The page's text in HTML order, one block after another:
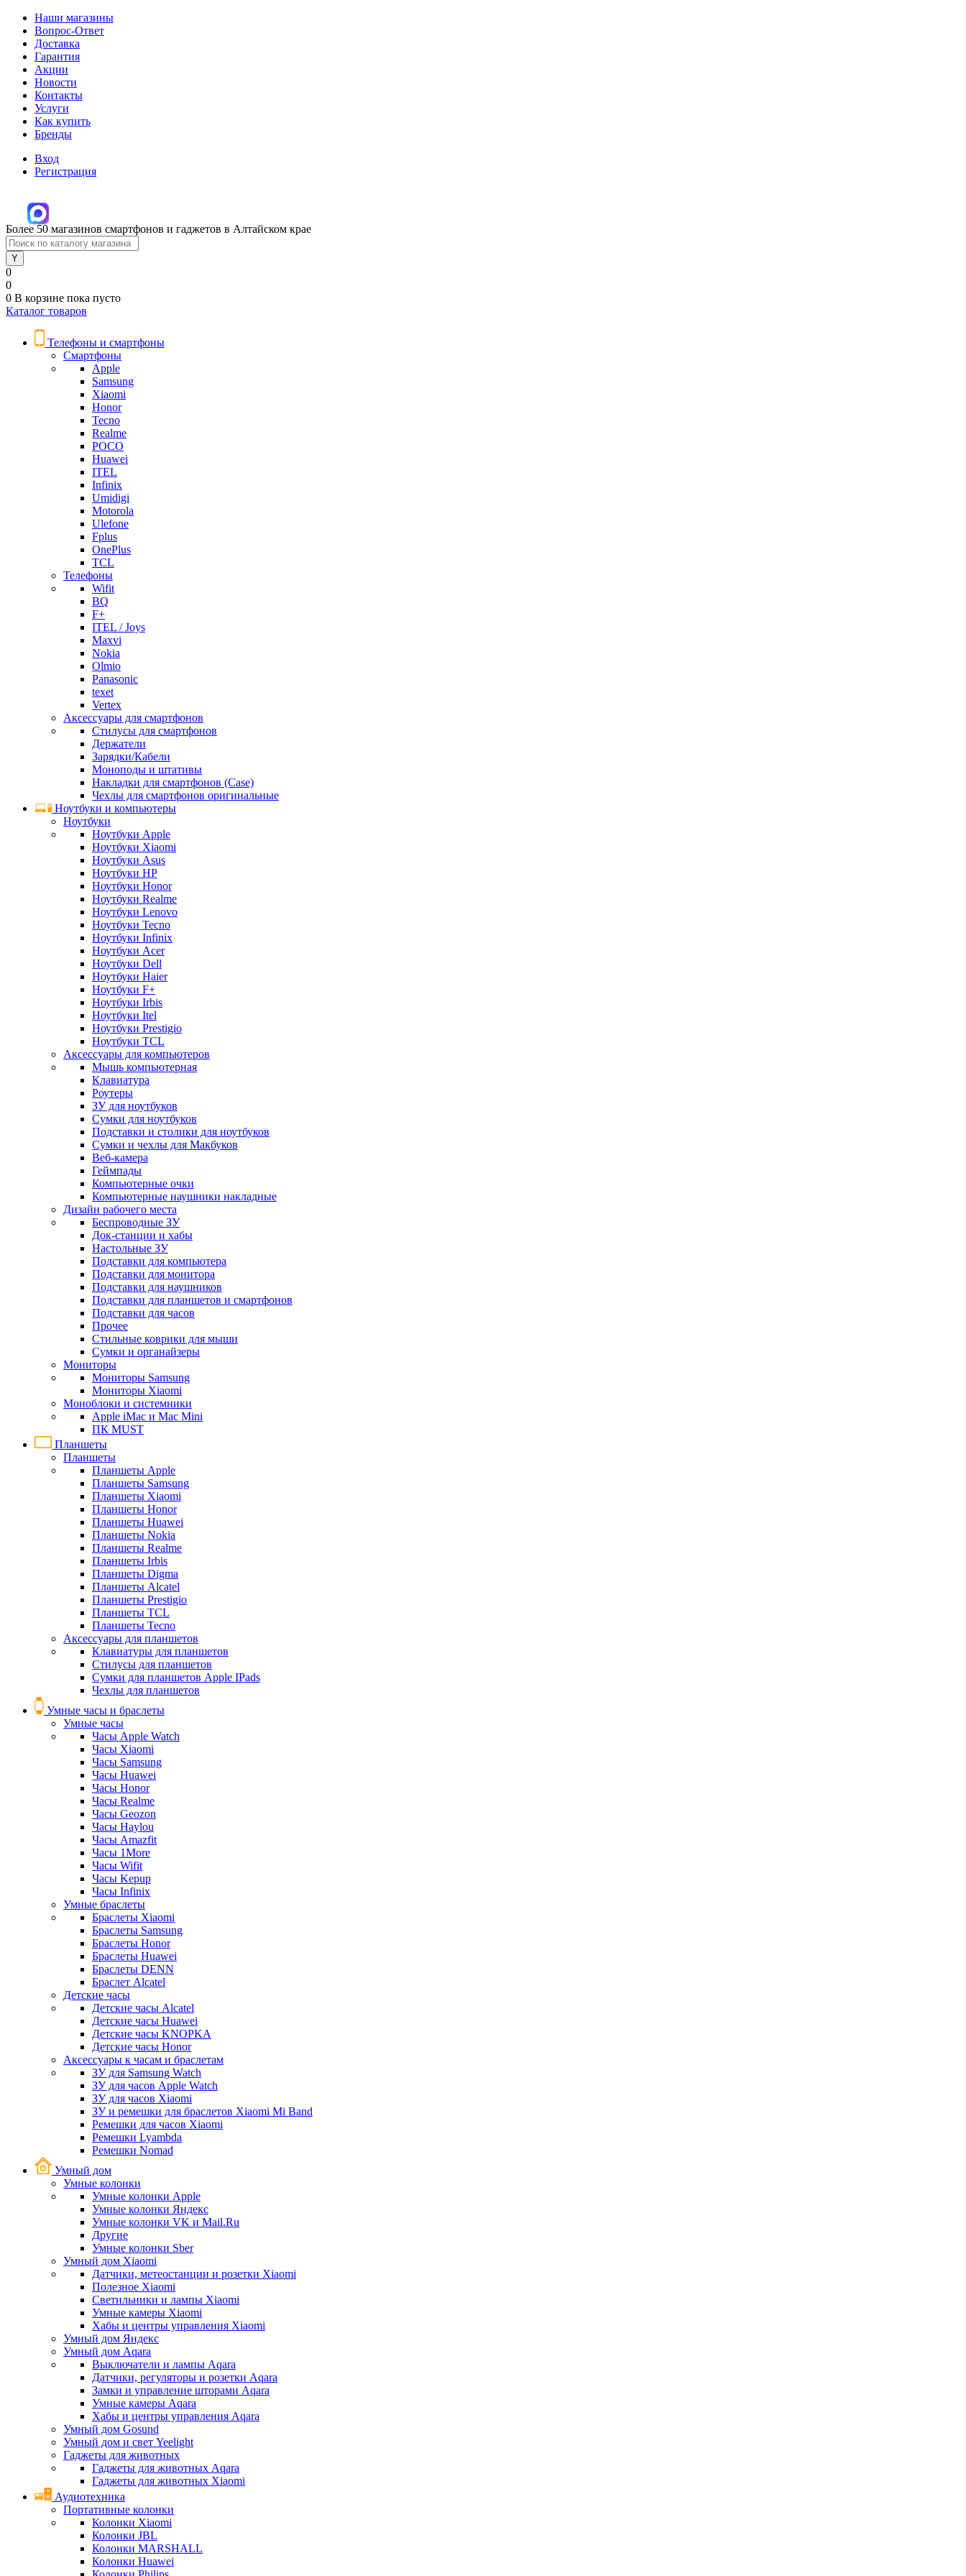
Наши магазины
Вопрос-Ответ
Доставка
Гарантия
Акции
Новости
Контакты
Услуги
Как купить
Бренды
Вход
Регистрация
Более 50 магазинов смартфонов и гаджетов в Алтайском крае
0
0
0 В корзине пока пусто
Каталог товаров
Телефоны и смартфоны
Смартфоны
Apple
Samsung
Xiaomi
Honor
Tecno
Realme
POCO
Huawei
ITEL
Infinix
Umidigi
Motorola
Ulefone
Fplus
OnePlus
TCL
Телефоны
Wifit
BQ
F+
ITEL / Joys
Maxvi
Nokia
Olmio
Panasonic
texet
Vertex
Аксессуары для смартфонов
Стилусы для смартфонов
Держатели
Зарядки/Кабели
Моноподы и штативы
Накладки для смартфонов (Case)
Чехлы для смартфонов оригинальные
Ноутбуки и компьютеры
Ноутбуки
Ноутбуки Apple
Ноутбуки Xiaomi
Ноутбуки Asus
Ноутбуки HP
Ноутбуки Honor
Ноутбуки Realme
Ноутбуки Lenovo
Ноутбуки Tecno
Ноутбуки Infinix
Ноутбуки Acer
Ноутбуки Dell
Ноутбуки Haier
Ноутбуки F+
Ноутбуки Irbis
Ноутбуки Itel
Ноутбуки Prestigio
Ноутбуки TCL
Аксессуары для компьютеров
Мышь компьютерная
Клавиатура
Роутеры
ЗУ для ноутбуков
Сумки для ноутбуков
Подставки и столики для ноутбуков
Сумки и чехлы для Макбуков
Веб-камера
Геймпады
Компьютерные очки
Компьютерные наушники накладные
Дизайн рабочего места
Беспроводные ЗУ
Док-станции и хабы
Настольные ЗУ
Подставки для компьютера
Подставки для монитора
Подставки для наушников
Подставки для планшетов и смартфонов
Подставки для часов
Прочее
Стильные коврики для мыши
Сумки и органайзеры
Мониторы
Мониторы Samsung
Мониторы Xiaomi
Моноблоки и системники
Apple iMac и Mac Mini
ПК MUST
Планшеты
Планшеты
Планшеты Apple
Планшеты Samsung
Планшеты Xiaomi
Планшеты Honor
Планшеты Huawei
Планшеты Nokia
Планшеты Realme
Планшеты Irbis
Планшеты Digma
Планшеты Alcatel
Планшеты Prestigio
Планшеты TCL
Планшеты Tecno
Аксессуары для планшетов
Клавиатуры для планшетов
Стилусы для планшетов
Сумки для планшетов Apple IPads
Чехлы для планшетов
Умные часы и браслеты
Умные часы
Часы Apple Watch
Часы Xiaomi
Часы Samsung
Часы Huawei
Часы Honor
Часы Realme
Часы Geozon
Часы Haylou
Часы Amazfit
Часы 1More
Часы Wifit
Часы Kepup
Часы Infinix
Умные браслеты
Браслеты Xiaomi
Браслеты Samsung
Браслеты Honor
Браслеты Huawei
Браслеты DENN
Браслет Alcatel
Детские часы
Детские часы Alcatel
Детские часы Huawei
Детские часы KNOPKA
Детские часы Honor
Аксессуары к часам и браслетам
ЗУ для Samsung Watch
ЗУ для часов Apple Watch
ЗУ для часов Xiaomi
ЗУ и ремешки для браслетов Xiaomi Mi Band
Ремешки для часов Xiaomi
Ремешки Lyambda
Ремешки Nomad
Умный дом
Умные колонки
Умные колонки Apple
Умные колонки Яндекс
Умные колонки VK и Mail.Ru
Другие
Умные колонки Sber
Умный дом Xiaomi
Датчики, метеостанции и розетки Xiaomi
Полезное Xiaomi
Светильники и лампы Xiaomi
Умные камеры Xiaomi
Хабы и центры управления Xiaomi
Умный дом Яндекс
Умный дом Aqara
Выключатели и лампы Aqara
Датчики, регуляторы и розетки Aqara
Замки и управление шторами Aqara
Умные камеры Aqara
Хабы и центры управления Aqara
Умный дом Gosund
Умный дом и свет Yeelight
Гаджеты для животных
Гаджеты для животных Aqara
Гаджеты для животных Xiaomi
Аудиотехника
Портативные колонки
Колонки Xiaomi
Колонки JBL
Колонки MARSHALL
Колонки Huawei